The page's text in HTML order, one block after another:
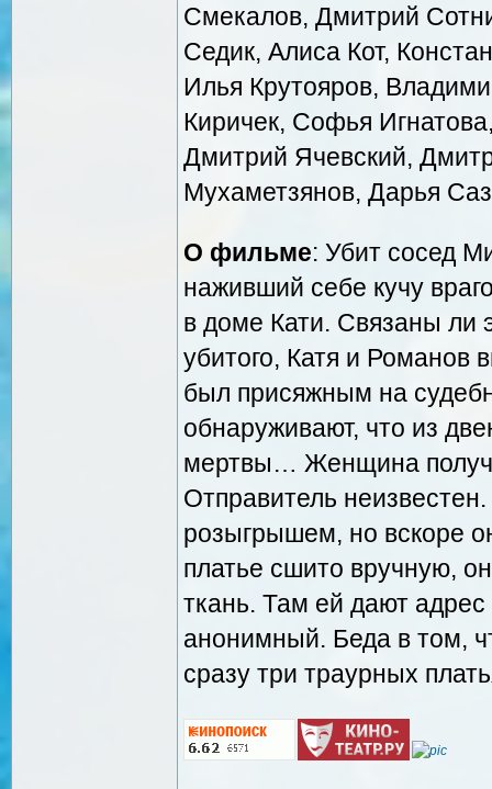
Смекалов, Дмитрий
Седик, Алиса Кот,
Илья Крутояров,
Киричек, Софья
Дмитрий Ячевский,
Мухаметзянов, Дарья
О фильме: Убит сосед
наживший себе кучу
в доме Кати. Связаны ли
убитого, Катя и Романов
был присяжным на
обнаруживают, что из
мертвы… Женщина
Отправитель
розыгрышем, но вскоре
платье сшито вручную,
ткань. Там ей дают адрес
анонимный. Беда в том,
сразу три траурных